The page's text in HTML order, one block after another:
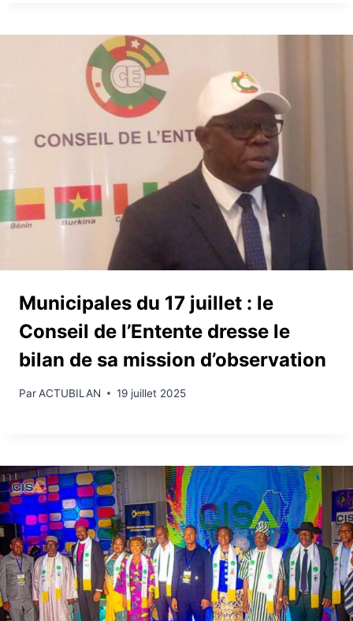
Municipales du 17 juillet : le
Conseil de l’Entente dresse le
bilan de sa mission d’observation
ParACTUBILAN 19 juillet 2025